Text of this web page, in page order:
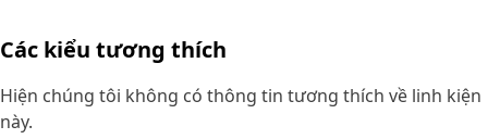
Các kiểu tương thích
Hiện chúng tôi không có thông tin tương thích về linh kiện
này.